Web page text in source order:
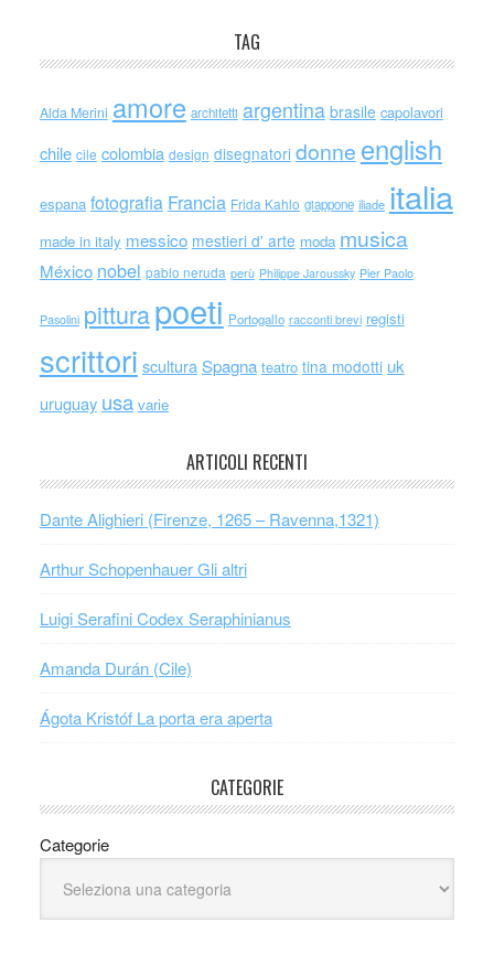
TAG
Alda Merini amore architetti argentina brasile capolavori
chile cile colombia design disegnatori donne english
espana fotografia Francia Frida Kahlo giappone iliade italia
made in italy messico mestieri d' arte moda musica
México nobel pablo neruda perù Philippe Jaroussky Pier Paolo
Pasolini pitturapoeti Portogallo racconti brevi registi
scrittori scultura Spagna teatro tina modotti uk
uruguay usa varie
ARTICOLI RECENTI
Dante Alighieri (Firenze, 1265 – Ravenna,1321)
Arthur Schopenhauer Gli altri
Luigi Serafini Codex Seraphinianus
Amanda Durán (Cile)
Ágota Kristóf La porta era aperta
CATEGORIE
Categorie